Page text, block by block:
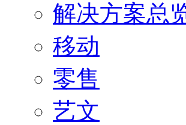
解决方案总
移动
零售
艺文